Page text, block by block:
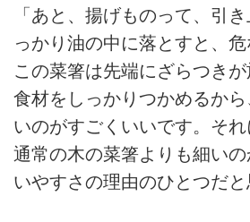
「あと、揚げものって、引
っかり油の中に落とすと、危
この菜箸は先端にざらつきが
食材をしっかりつかめるか
いのがすごくいいです。そ
通常の木の菜箸よりも細い
いやすさの理由のひとつだと